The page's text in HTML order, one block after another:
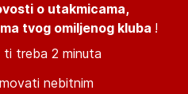
o utakmicama,
tvog omiljenog kluba !
ti treba 2 minuta
nebitnim